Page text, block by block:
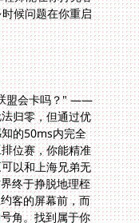
盟会卡吗？" ——
归零，但通过优
知的50ms内完全
位赛，你能精准
以和上海兄弟无
终于挣脱地理桎
客的屏幕前，而
角。找到属于你